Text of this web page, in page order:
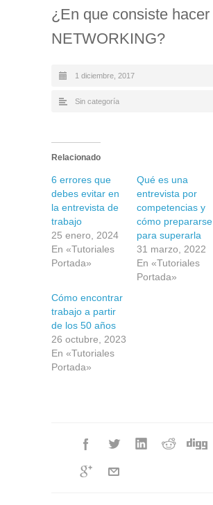
¿En que consiste hacer
NETWORKING?
1 diciembre, 2017
Sin categoría
Relacionado
6 errores que
debes evitar en
la entrevista de
trabajo
25 enero, 2024
En «Tutoriales
Portada»
Qué es una
entrevista por
competencias y
cómo prepararse
para superarla
31 marzo, 2022
En «Tutoriales
Portada»
Cómo encontrar
trabajo a partir
de los 50 años
26 octubre, 2023
En «Tutoriales
Portada»